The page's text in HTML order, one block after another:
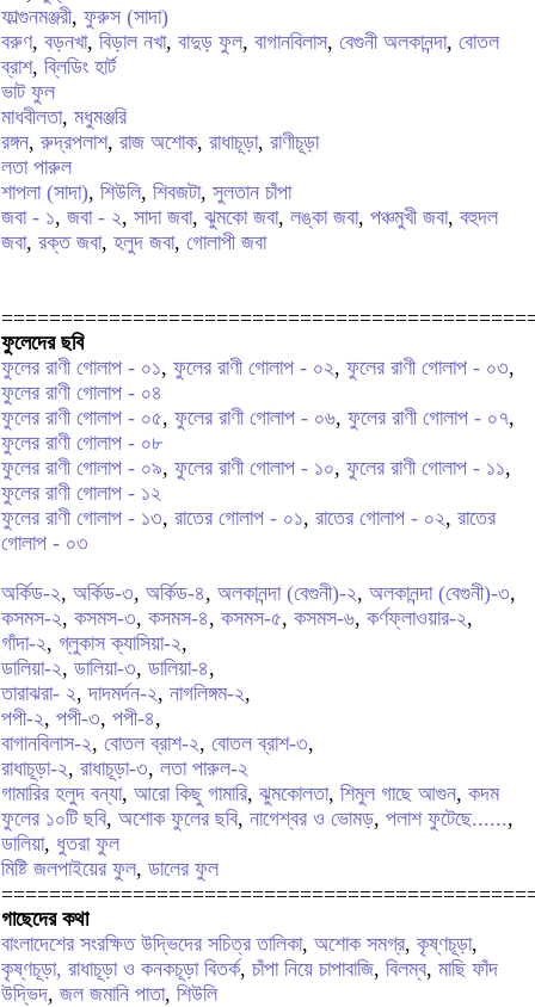
ফাল্গুনমঞ্জরী, ফুরুস (সাদা)
বরুণ, বড়নখা, বিড়াল নখা, বাদুড় ফুল, বাগানবিলাস, বেগুনী অলকানন্দা, বোতল
ব্রাশ, ব্লিডিং হার্ট
ভাট ফুল
মাধবীলতা, মধুমঞ্জরি
রঙ্গন,রুদ্রপলাশ, রাজ অশোক, রাধাচূড়া, রাণীচূড়া
লতা পারুল
শাপলা (সাদা), শিউলি, শিবজটা, সুলতান চাঁপা
জবা - ১, জবা - ২, সাদা জবা, ঝুমকো জবা, লঙ্কা জবা, পঞ্চমুখী জবা, বহুদল
জবা, রক্ত জবা, হলুদ জবা, গোলাপী জবা
ফুলেদের ছবি
ফুলের রাণী গোলাপ - ০১, ফুলের রাণী গোলাপ - ০২, ফুলের রাণী গোলাপ - ০৩,
ফুলের রাণী গোলাপ - ০৪
ফুলের রাণী গোলাপ - ০৫, ফুলের রাণী গোলাপ - ০৬, ফুলের রাণী গোলাপ - ০৭,
ফুলের রাণী গোলাপ - ০৮
ফুলের রাণী গোলাপ - ০৯, ফুলের রাণী গোলাপ - ১০, ফুলের রাণী গোলাপ - ১১,
ফুলের রাণী গোলাপ - ১২
ফুলের রাণী গোলাপ - ১৩, রাতের গোলাপ - ০১, রাতের গোলাপ - ০২, রাতের
গোলাপ - ০৩
অর্কিড-২, অর্কিড-৩, অর্কিড-৪, অলকানন্দা (বেগুনী)-২, অলকানন্দা (বেগুনী)-৩,
কসমস-২, কসমস-৩, কসমস-৪, কসমস-৫, কসমস-৬, কর্ণফ্লাওয়ার-২,
গাঁদা-২, গ্লুকাস ক্যাসিয়া-২,
ডালিয়া-২, ডালিয়া-৩, ডালিয়া-৪,
তারাঝরা- ২,দাদমর্দন-২, নাগলিঙ্গম-২,
পপী-২, পপী-৩, পপী-৪,
বাগানবিলাস-২, বোতল ব্রাশ-২, বোতল ব্রাশ-৩,
রাধাচূড়া-২, রাধাচূড়া-৩, লতা পারুল-২
গামারির হলুদ বন্যা, আরো কিছু গামারি, ঝুমকোলতা, শিমুল গাছে আগুন, কদম
ফুলের ১০টি ছবি, অশোক ফুলের ছবি, নাগেশ্বর ও ভোমড়, পলাশ ফুটেছে......,
ডালিয়া, ধুতরা ফুল
মিষ্টি জলপাইয়ের ফুল, ডালের ফুল
গাছেদের কথা
বাংলাদেশের সংরক্ষিত উদ্ভিদের সচিত্র তালিকা, অশোক সমগ্র, কৃষ্ণচূড়া,
কৃষ্ণচূড়া, রাধাচূড়া ও কনকচূড়া বিতর্ক, চাঁপা নিয়ে চাপাবাজি, বিলম্ব, মাছি ফাঁদ
উদ্ভিদ, জল জমানি পাতা, শিউলি